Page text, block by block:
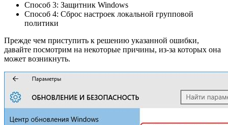
Способ 3: Защитник Windows
Способ 4: Сброс настроек локальной групповой
политики
Прежде чем приступить к решению указанной ошибки,
давайте посмотрим на некоторые причины, из-за которых она
может возникнуть.